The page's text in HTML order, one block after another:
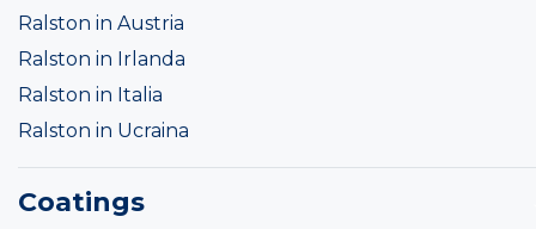
Ralston in Austria
Ralston in Irlanda
Ralston in Italia
Ralston in Ucraina
Coatings